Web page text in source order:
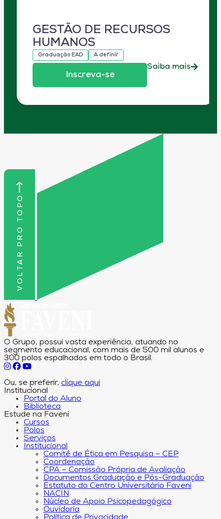
GESTÃO DE RECURSOS
HUMANOS
Graduação EAD A definir
Inscreva-se
Saiba mais
VOLTAR PRO TOPO
O Grupo, possui vasta experiência, atuando no
segmento educacional, com mais de 500 mil alunos e
300 polos espalhados em todo o Brasil.
Ou, se preferir, clique aqui
Institucional
Portal do Aluno
Biblioteca
Estude na Faveni
Cursos
Polos
Serviços
Institucional
Comitê de Ética em Pesquisa – CEP
Coordenação
CPA – Comissão Própria de Avaliação
Documentos Graduação e Pós-Graduação
Estatuto do Centro Universitário Faveni
NACIN
Núcleo de Apoio Psicopedagógico
Ouvidoria
Política de Privacidade